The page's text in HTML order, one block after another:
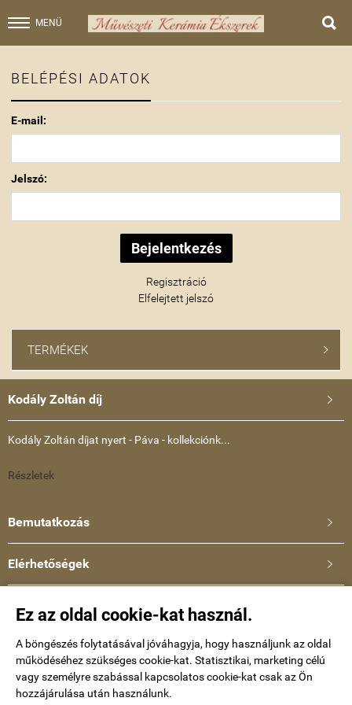
Ez az oldal cookie-kat használ.
A böngészés folytatásával jóváhagyja, hogy használjunk az oldal
működéséhez szükséges cookie-kat. Statisztikai, marketing célú
vagy személyre szabással kapcsolatos cookie-kat csak az Ön
hozzájárulása után használunk.
MENÜ 
BELÉPÉSI ADATOK
E-mail:
Jelszó:
Regisztráció
Elfelejtett jelszó
TERMÉKEK 
Kodály Zoltán díj 
Kodály Zoltán díjat nyert - Páva - kollekciónk...
Részletek
Bemutatkozás 
Elérhetőségek 
Telefonszám: +36-30-634-8659
E-mail:
kataullmann@gmail.com